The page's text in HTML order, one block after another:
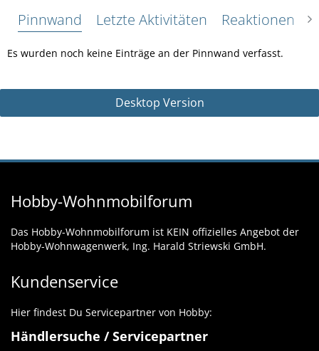
Pinnwand Letzte Aktivitäten Reaktionen
Es wurden noch keine Einträge an der Pinnwand verfasst.
Desktop Version
Hobby-Wohnmobilforum
Das Hobby-Wohnmobilforum ist KEIN offizielles Angebot der
Hobby-Wohnwagenwerk, Ing. Harald Striewski GmbH.
Kundenservice
Hier findest Du Servicepartner von Hobby:
Händlersuche / Servicepartner